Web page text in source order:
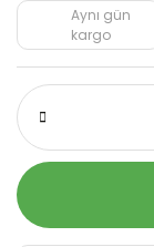
Aynı gün
kargo